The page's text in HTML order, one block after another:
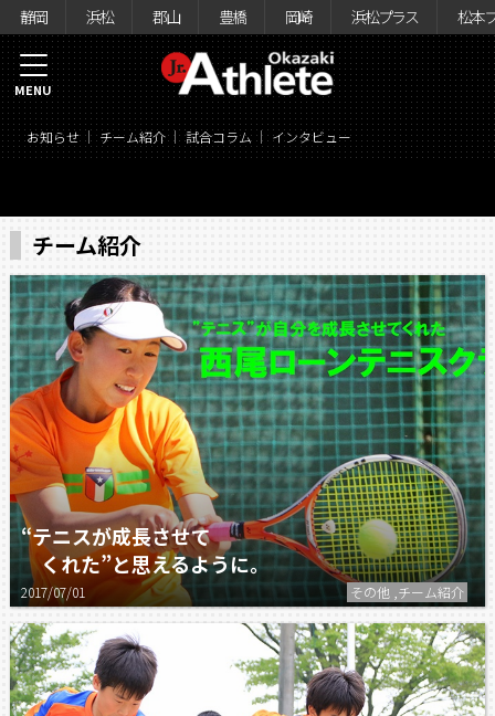
静岡 浜松 郡山 豊橋 岡崎 浜松プラス 松本
お知らせ チーム紹介 試合コラム インタビュー
MENU
チーム紹介
“テニスが成長させて
くれた”と思えるように。
2017/07/01 その他 ,チーム紹介